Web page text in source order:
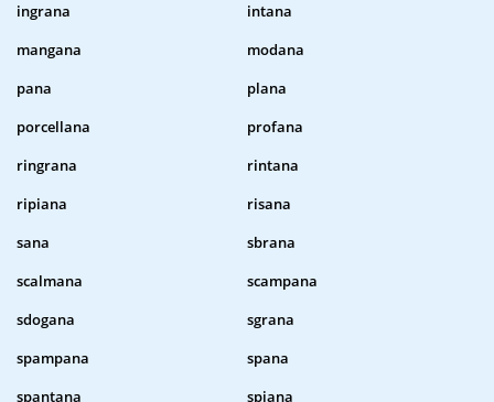
ingrana
intana
mangana
modana
pana
plana
porcellana
profana
ringrana
rintana
ripiana
risana
sana
sbrana
scalmana
scampana
sdogana
sgrana
spampana
spana
spantana
spiana